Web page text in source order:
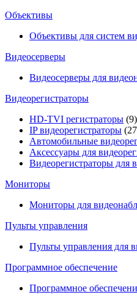
Объективы
Объективы для систем
Видеосерверы
Видеосерверы для
Видеорегистраторы
HD-TVI регистраторы (9)
IP видеорегистраторы
Автомобильные
Аксессуары для
Видеорегистраторы для
Мониторы
Мониторы для
Пульты управления
Пульты управления для
Программное обеспечение
Программное